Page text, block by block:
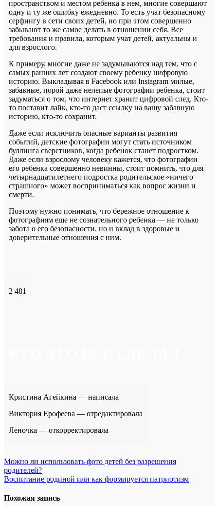
пространством и местом ребенка в нем, многие совершают
одну и ту же ошибку ежедневно. То есть учат безопасному
серфингу в сети своих детей, но при этом совершенно
забывают то же самое делать в отношении себя. Все
требования и правила, которым учат детей, актуальны и
для взрослого.
К примеру, многие даже не задумываются над тем, что с
самых ранних лет создают своему ребенку цифровую
историю. Выкладывая в Facebook или Instagram милые,
забавные, порой даже нелепые фотографии ребенка, стоит
задуматься о том, что интернет хранит цифровой след. Кто-
то поставит лайк, кто-то даст ссылку на вашу забавную
историю, кто-то сохранит.
Даже если исключить опасные варианты развития
событий, детские фотографии могут стать источником
буллинга сверстников, когда ребенок станет подростком.
Даже если взрослому человеку кажется, что фотографии
его ребенка совершенно невинны, стоит помнить, что для
четырнадцатилетнего подростка родительское «ничего
страшного» может восприниматься как вопрос жизни и
смерти.
Поэтому нужно понимать, что бережное отношение к
фотографиям еще не сознательного ребенка — не только
забота о его безопасности, но и вклад в здоровые и
доверительные отношения с ним.
2 481
Кристина Агейкина — написала
Виктория Ерофеева — отредактировала
Леночка — откорректировала
Навигация
по
Можно ли использовать фото детей без разрешения
родителей?
Воспитание родиной или как формируется патриотизм
Похожая запись